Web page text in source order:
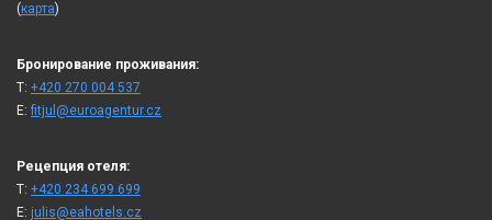
(карта)
Бронирование проживания:
T: +420 270 004 537
E:fitjul@euroagentur.cz
Рецепция отеля:
T: +420 234 699 699
E: julis@eahotels.cz